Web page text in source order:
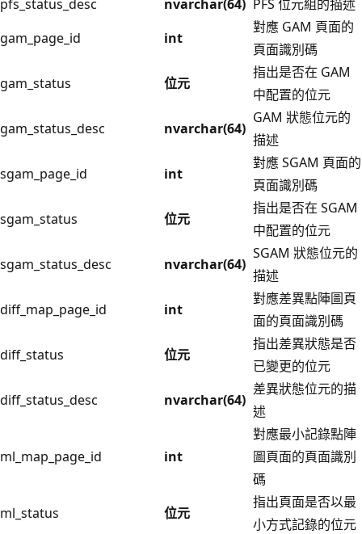
pfs_status_desc nvarchar(64) PFS 位元組的描述
gam_page_id
int
對應 GAM 頁面的
頁面識別碼
gam_status
位元
指出是否在 GAM
中配置的位元
gam_status_desc
nvarchar(64)
GAM 狀態位元的
描述
sgam_page_id
int
對應 SGAM 頁面的
頁面識別碼
sgam_status
位元
指出是否在 SGAM
中配置的位元
sgam_status_desc
nvarchar(64)
SGAM 狀態位元的
描述
diff_map_page_id
int
對應差異點陣圖頁
面的頁面識別碼
diff_status
位元
指出差異狀態是否
已變更的位元
diff_status_desc
nvarchar(64)
差異狀態位元的描
述
ml_map_page_id int
對應最小記錄點陣
圖頁面的頁面識別
碼
ml_status
位元
指出頁面是否以最
小方式記錄的位元